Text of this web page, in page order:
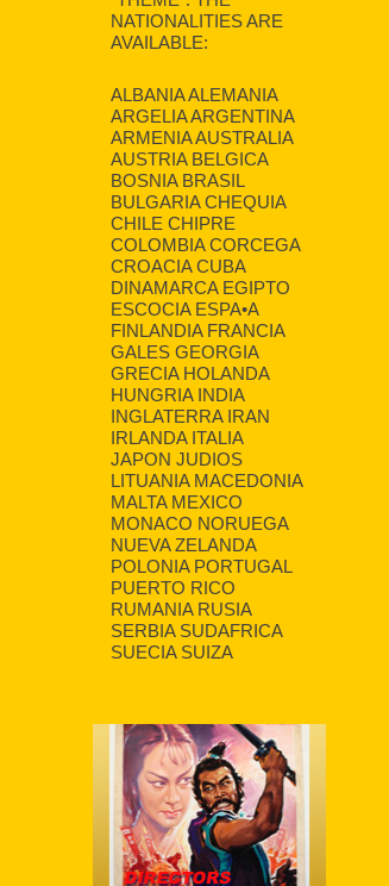
NATIONALITIES ARE
AVAILABLE:
ALBANIA ALEMANIA
ARGELIA ARGENTINA
ARMENIA AUSTRALIA
AUSTRIA BELGICA
BOSNIA BRASIL
BULGARIA CHEQUIA
CHILE CHIPRE
COLOMBIA CORCEGA
CROACIA CUBA
DINAMARCA EGIPTO
ESCOCIA ESPA•A
FINLANDIA FRANCIA
GALES GEORGIA
GRECIA HOLANDA
HUNGRIA INDIA
INGLATERRA IRAN
IRLANDA ITALIA
JAPON JUDIOS
LITUANIA MACEDONIA
MALTA MEXICO
MONACO NORUEGA
NUEVA ZELANDA
POLONIA PORTUGAL
PUERTO RICO
RUMANIA RUSIA
SERBIA SUDAFRICA
SUECIA SUIZA